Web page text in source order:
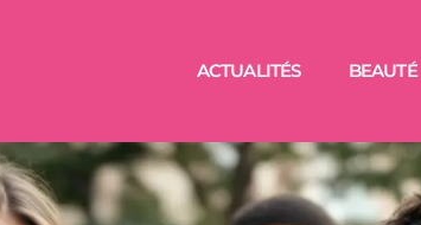
ACTUALITÉS BEAUTÉ